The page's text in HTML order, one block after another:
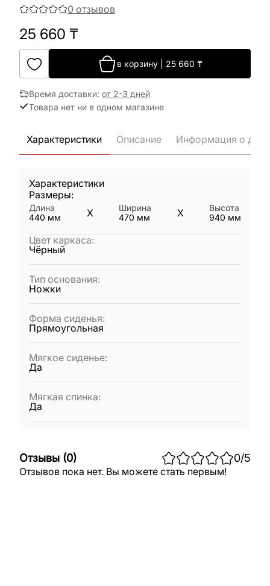
0 отзывов
25 660 ₸
в корзину| 25 660 ₸
Время доставки: от 2-3 дней
Товара нет ни в одном магазине
Характеристики Описание Информация о
Характеристики
Размеры:
Длина
440 мм X
Ширина
470 мм X
Высота
940 мм
Цвет каркаса:
Чёрный
Тип основания:
Ножки
Форма сиденья:
Прямоугольная
Мягкое сиденье:
Да
Мягкая спинка:
Да
Отзывы (0) 0/5
Отзывов пока нет. Вы можете стать первым!